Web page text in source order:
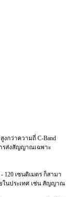
กว่าความถี่ C-Band
รส่งสัญญาณเฉพาะ
เซนติเมตร ก็สามา
ในประเทศ เช่น สัญญาณ